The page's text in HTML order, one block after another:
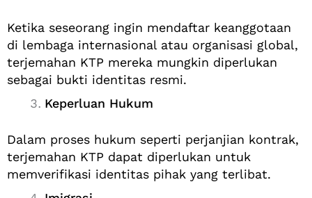
Ketika seseorang ingin mendaftar keanggotaan
di lembaga internasional atau organisasi global,
terjemahan KTP mereka mungkin diperlukan
sebagai bukti identitas resmi.
Keperluan Hukum
Dalam proses hukum seperti perjanjian kontrak,
terjemahan KTP dapat diperlukan untuk
memverifikasi identitas pihak yang terlibat.